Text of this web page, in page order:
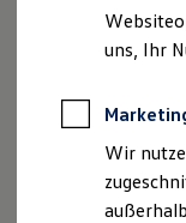
Anpfiff
ID.
Impressum &
uns, Ihr
Wir